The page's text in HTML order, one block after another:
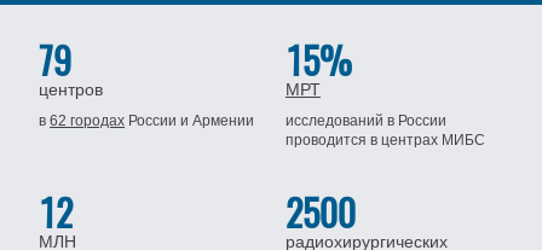
79
центров
в62 городах Россиии Армении
15%
МРТ
исследований в России
проводится в центрах МИБС
12
МЛН
2500
радиохирургических